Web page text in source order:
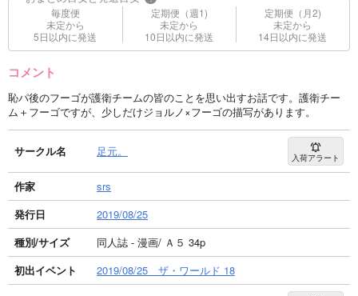
毎度便
未定から
5日以内に発送
定期便（週1)
未定から
10日以内に発送
定期便（月2)
未定から
14日以内に発送
コメント
恥パ後のフーゴが護衛チームの皆のことを思い出すお話です。護衛チー
ム＋フーゴですが、少しだけジョルノ×フーゴの描写があります。
サークル名 足元。 入荷アラート
作家
srs
発行日
2019/08/25
種別/サイズ
同人誌 - 漫画/ Ａ５ 34p
初出イベント
2019/08/25 ザ・ワールド 18